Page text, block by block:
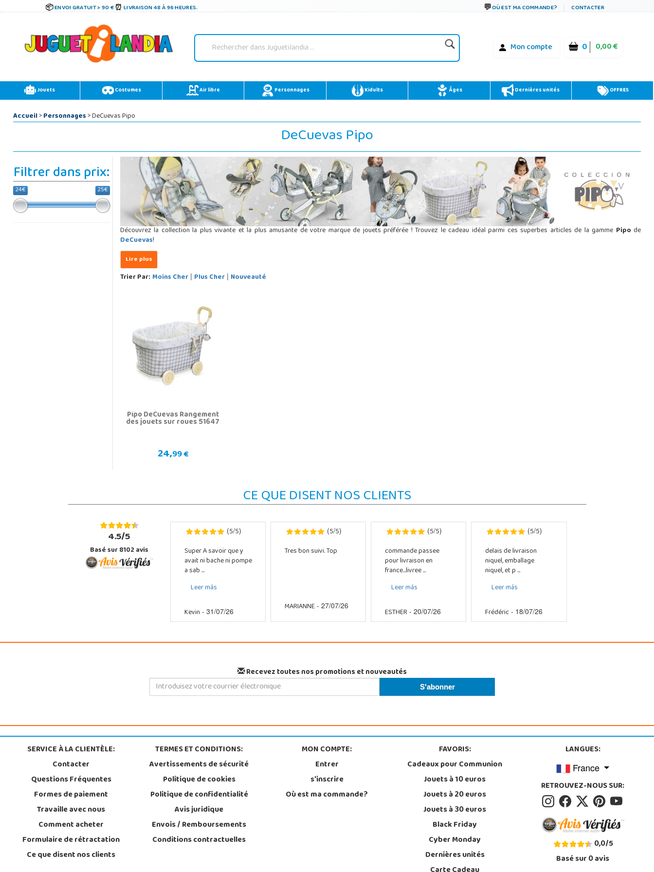
ENVOI GRATUIT > 90 € LIVRAISON 48 À 96 HEURES. OÙ EST MA COMMANDE? CONTACTER
Mon compte 0 0,00 €
Jouets Costumes Air libre Personnages Kidults Âges Dernières unités OFFRES
Accueil>Personnages> DeCuevas Pipo
DeCuevas Pipo
Filtrer dans prix:
24€ 25€
Découvrez la collection la plus vivante et la plus amusante de votre marque de jouets préférée ! Trouvez le cadeau idéal parmi ces superbes articles de la gamme Pipo de
DeCuevas!
Trier Par: Moins Cher| Plus Cher| Nouveauté
Pipo DeCuevas Rangement
des jouets sur roues 51647
24,99 €
CE QUE DISENT NOS CLIENTS
4.5/5
Basé sur 8102 avis
(5/5)
Super A savoir que y
avait ni bache ni pompe
a sab ...
Leer más
Kevin - 31/07/26
(5/5)
Tres bon suivi. Top
MARIANNE- 27/07/26
(5/5)
commande passee
pour livraison en
france...livree ...
Leer más
ESTHER - 20/07/26
(5/5)
delais de livraison
niquel, emballage
niquel, et p ...
Leer más
Frédéric- 18/07/26
Recevez toutes nos promotions et nouveautés
SERVICE À LA CLIENTÈLE:
Contacter
Questions Fréquentes
Formes de paiement
Travaille avec nous
Comment acheter
Formulaire de rétractation
Ce que disent nos clients
TERMES ET CONDITIONS:
Avertissements de sécurité
Politique de cookies
Politique de confidentialité
Avis juridique
Envois / Remboursements
Conditions contractuelles
MON COMPTE:
Entrer
s'inscrire
Où est ma commande?
FAVORIS:
Cadeaux pour Communion
Jouets à 10 euros
Jouets à 20 euros
Jouets à 30 euros
Black Friday
Cyber Monday
Dernières unités
LANGUES:
France
RETROUVEZ-NOUS SUR:
0,0/5
Basé sur0avis